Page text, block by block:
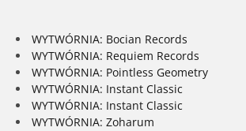
WYTWÓRNIA: Bocian Records
WYTWÓRNIA: Requiem Records
WYTWÓRNIA: Pointless Geometry
WYTWÓRNIA: Instant Classic
WYTWÓRNIA: Instant Classic
WYTWÓRNIA: Zoharum